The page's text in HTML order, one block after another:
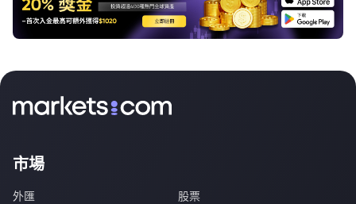
市場
外匯
股票